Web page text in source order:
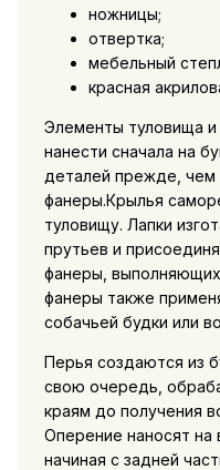
ножницы;
отвертка;
мебельный
красная
Элементы туловища
нанести сначала на
деталей прежде, чем
фанеры.Крылья
туловищу. Лапки
прутьев и
фанеры,
фанеры также
собачьей будки или
Перья создаются из
свою очередь,
краям до получения
Оперение наносят на
начиная с задней